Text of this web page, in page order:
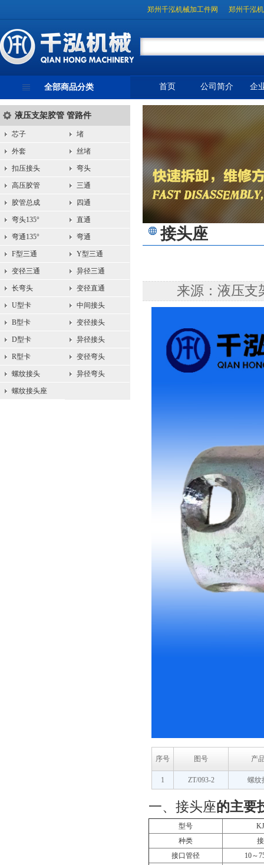
郑州千泓机械加工件网 郑州千泓
全部商品分类
液压支架胶管 管路件
芯子 堵
外套 丝堵
扣压接头 弯头
高压胶管 三通
胶管总成 四通
弯头135° 直通
弯通135° 弯通
F型三通 Y型三通
变径三通 异径三通
长弯头 变径直通
U型卡 中间接头
B型卡 变径接头
D型卡 异径接头
R型卡 变径弯头
螺纹接头 异径弯头
螺纹接头座
首页 公司简介 企
接头座
来源：液压支
序号 图号 产
1 ZT/093-2 螺纹
一、接头座的主要
型号
KJ
种类
接口管径
10～